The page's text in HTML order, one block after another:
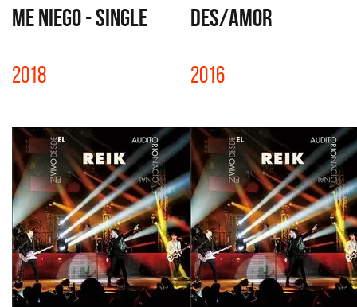
ME NIEGO - SINGLE
2018
DES/AMOR
2016